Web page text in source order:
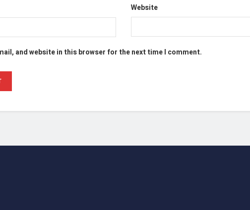
Website
and website in this browser for the next time I comment.